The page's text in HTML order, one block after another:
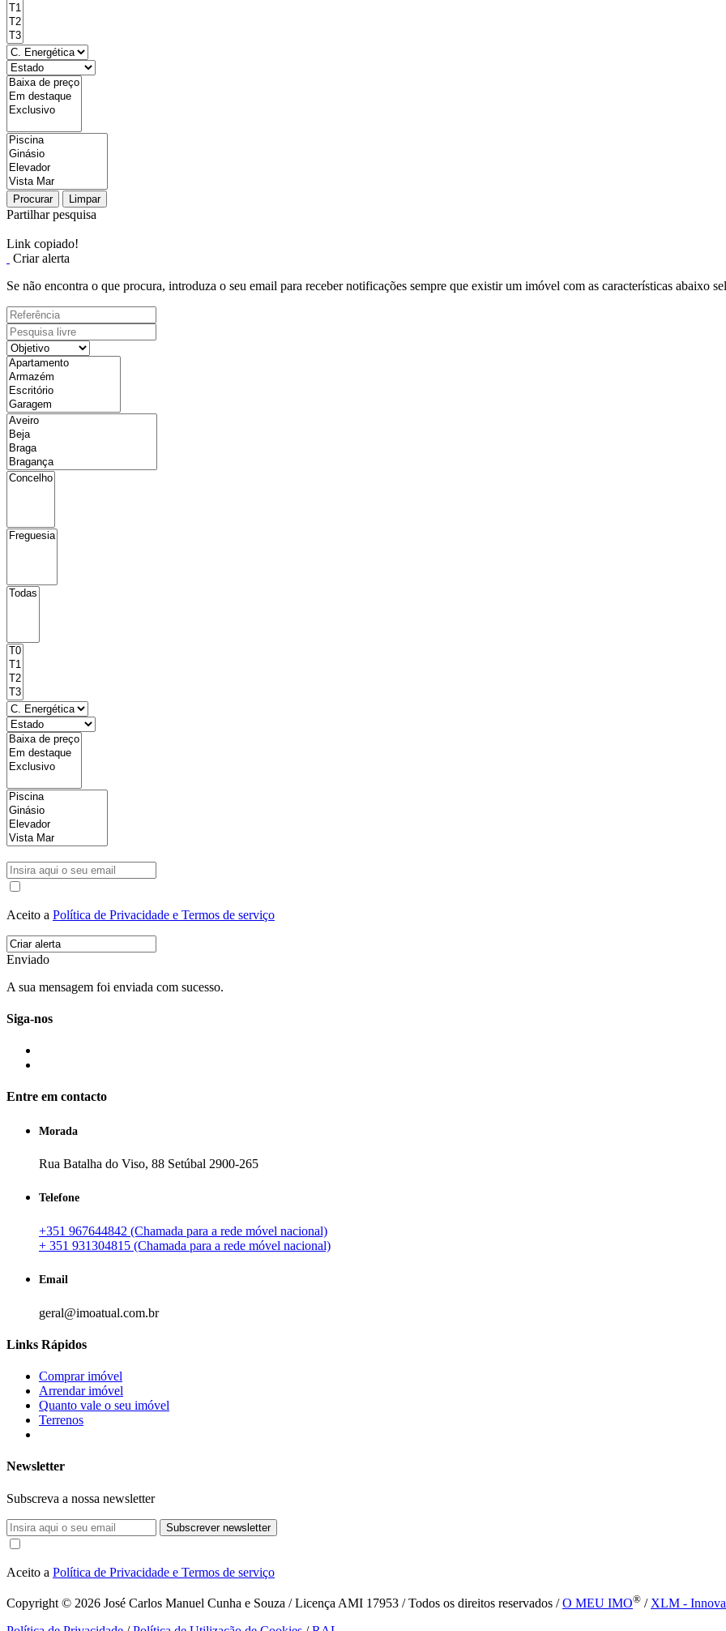
Procurar Limpar
Partilhar pesquisa
Link copiado!
Criar alerta
Se não encontra o que procura, introduza o seu email para receber notificações sempre que existir um imóvel com as características abaixo
Aceito a Política de Privacidade e Termos de serviço
Enviado
A sua mensagem foi enviada com sucesso.
Siga-nos
Entre em contacto
Morada
Rua Batalha do Viso, 88 Setúbal 2900-265
Telefone
+351 967644842 (Chamada para a rede móvel nacional)
+ 351 931304815 (Chamada para a rede móvel nacional)
Email
geral@imoatual.com.br
Links Rápidos
Comprar imóvel
Arrendar imóvel
Quanto vale o seu imóvel
Terrenos
Newsletter
Subscreva a nossa newsletter
Subscrever newsletter
Aceito a Política de Privacidade e Termos de serviço
Copyright © 2026 José Carlos Manuel Cunha e Souza / Licença AMI 17953 / Todos os direitos reservados /O MEU IMO® / XLM -